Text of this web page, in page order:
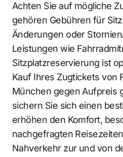
Achten Sie auf mögliche
gehören Gebühren für
Änderungen oder
Leistungen wie
Sitzplatzreservierung ist
Kauf Ihres Zugtickets von
München gegen Aufpreis
sichern Sie sich einen
erhöhen den Komfort,
nachgefragten
Nahverkehr zur und von